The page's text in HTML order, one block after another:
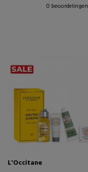
0 beoordelingen
L'Occitane